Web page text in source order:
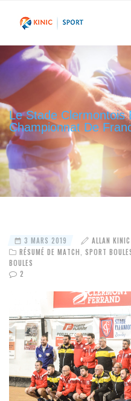
Le Stade Clermontois
Championnat De
3 MARS 2019
ALLAN KINIC
RÉSUMÉ DE MATCH
SPORT
BOULES
2